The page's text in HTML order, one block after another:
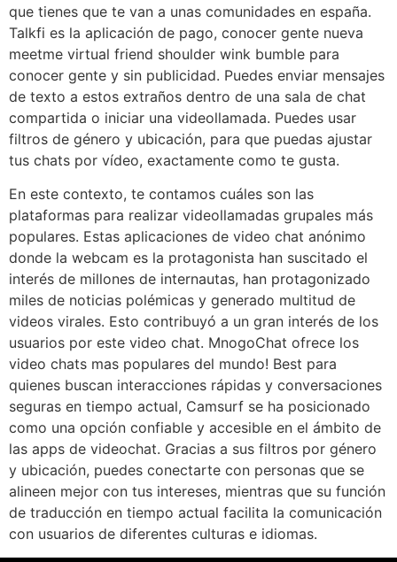
que tienes que te van a unas comunidades en españa.
Talkfi es la aplicación de pago, conocer gente nueva
meetme virtual friend shoulder wink bumble para
conocer gente y sin publicidad. Puedes enviar mensajes
de texto a estos extraños dentro de una sala de chat
compartida o iniciar una videollamada. Puedes usar
filtros de género y ubicación, para que puedas ajustar
tus chats por vídeo, exactamente como te gusta.
En este contexto, te contamos cuáles son las
plataformas para realizar videollamadas grupales más
populares. Estas aplicaciones de video chat anónimo
donde la webcam es la protagonista han suscitado el
interés de millones de internautas, han protagonizado
miles de noticias polémicas y generado multitud de
videos virales. Esto contribuyó a un gran interés de los
usuarios por este video chat. MnogoChat ofrece los
video chats mas populares del mundo! Best para
quienes buscan interacciones rápidas y conversaciones
seguras en tiempo actual, Camsurf se ha posicionado
como una opción confiable y accesible en el ámbito de
las apps de videochat. Gracias a sus filtros por género
y ubicación, puedes conectarte con personas que se
alineen mejor con tus intereses, mientras que su función
de traducción en tiempo actual facilita la comunicación
con usuarios de diferentes culturas e idiomas.